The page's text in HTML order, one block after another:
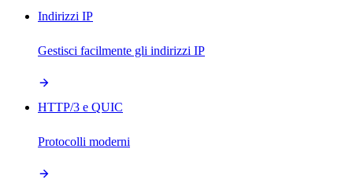
Indirizzi IP
Gestisci facilmente gli indirizzi IP
HTTP/3 e QUIC
Protocolli moderni